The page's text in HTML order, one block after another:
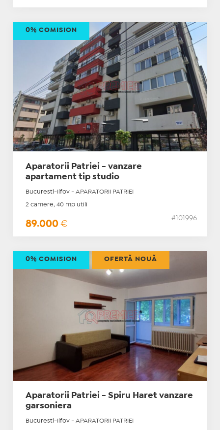
Aparatorii Patriei - vanzare
apartament tip studio
Bucuresti-Ilfov - APARATORII PATRIEI
2 camere, 40 mp utili
89.000 €
#101996
0% COMISION
Aparatorii Patriei - Spiru Haret vanzare
garsoniera
Bucuresti-Ilfov - APARATORII PATRIEI
0% COMISION OFERTĂ NOUĂ